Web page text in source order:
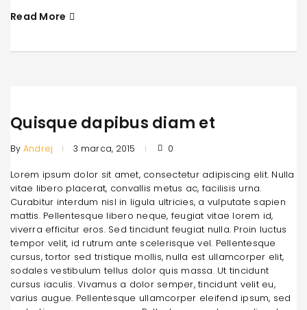
Read More
Quisque dapibus diam et
By Andrej 3 marca, 2015 0
Lorem ipsum dolor sit amet, consectetur adipiscing elit. Nulla
vitae libero placerat, convallis metus ac, facilisis urna.
Curabitur interdum nisl in ligula ultricies, a vulputate sapien
mattis. Pellentesque libero neque, feugiat vitae lorem id,
viverra efficitur eros. Sed tincidunt feugiat nulla. Proin luctus
tempor velit, id rutrum ante scelerisque vel. Pellentesque
cursus, tortor sed tristique mollis, nulla est ullamcorper elit,
sodales vestibulum tellus dolor quis massa. Ut tincidunt
cursus iaculis. Vivamus a dolor semper, tincidunt velit eu,
varius augue. Pellentesque ullamcorper eleifend ipsum, sed